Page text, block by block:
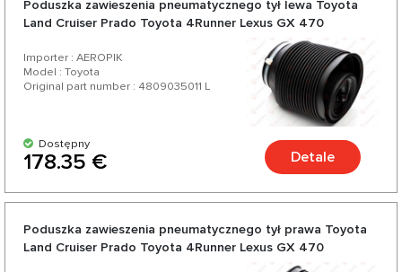
swojego Toyota Land Cruiser J120 (2002-2009) od
zaufanych niemieckich i amerykańskich producentów. Ciesz
się doskonałym stosunkiem jakości do ceny, szeroką gamą i
różnorodnością ponad 200 produktów do Twojego
Poduszka zawieszenia pneumatycznego tył lewa Toyota
Land Cruiser Prado Toyota 4Runner Lexus GX 470
Importer : AEROPIK
Model : Toyota
Original part number : 4809035011 L
Dostępny
178.35 € Detale
Poduszka zawieszenia pneumatycznego tył prawa Toyota
Land Cruiser Prado Toyota 4Runner Lexus GX 470